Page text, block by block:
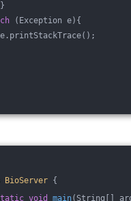
(Exception e){
BioServer {
void main(String[]